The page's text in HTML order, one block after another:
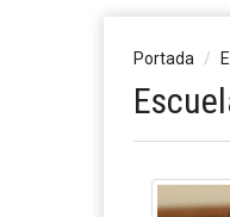
Portada